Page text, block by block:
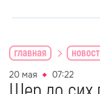
главная
20 мая 07:22